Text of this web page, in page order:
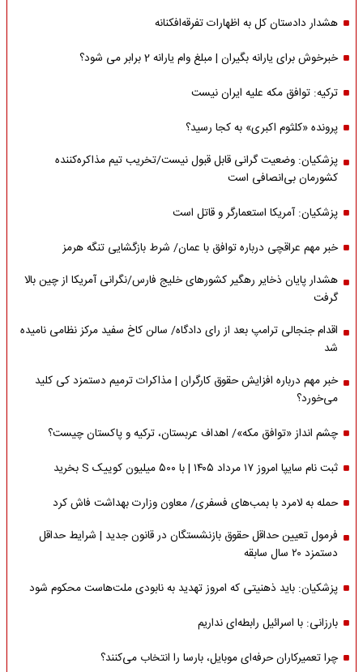
هشدار دادستان کل به اظهارات تفرقه‌افکنانه
خبرخوش برای یارانه بگیران | مبلغ وام یارانه 2 برابر می شود؟
ترکیه: توافق مکه علیه ایران نیست
پرونده «کلثوم اکبری» به کجا رسید؟
پزشکیان: وضعیت گرانی قابل قبول نیست/تخریب تیم مذاکره‌کننده
کشورمان بی‌انصافی است
پزشکیان: آمریکا استعمارگر و قاتل است
خبر مهم عراقچی درباره توافق با عمان/ شرط بازگشایی تنگه هرمز
هشدار پایان ذخایر رهگیر کشورهای خلیج فارس/نگرانی آمریکا از چین بالا
گرفت
اقدام جنجالی ترامپ بعد از رای دادگاه/ سالن کاخ سفید مرکز نظامی نامیده
شد
خبر مهم درباره افزایش حقوق کارگران | مذاکرات ترمیم دستمزد کی کلید
می‌خورد؟
چشم انداز «توافق مکه»/ اهداف عربستان، ترکیه و پاکستان چیست؟
ثبت نام سایپا امروز ۱۷ مرداد ۱۴۰۵ | با ۵۰۰ میلیون کوییک S بخرید
حمله به لامرد با بمب‌های فسفری/ معاون وزارت بهداشت فاش کرد
فرمول تعیین حداقل حقوق بازنشستگان در قانون جدید | شرایط حداقل
دستمزد ۲۰ سال سابقه
پزشکیان: باید ذهنیتی که امروز تهدید به نابودی ملت‌هاست محکوم شود
بارزانی: با اسرائیل رابطه‌ای نداریم
چرا تعمیرکاران حرفه‌ای موبایل، بارسا را انتخاب می‌کنند؟